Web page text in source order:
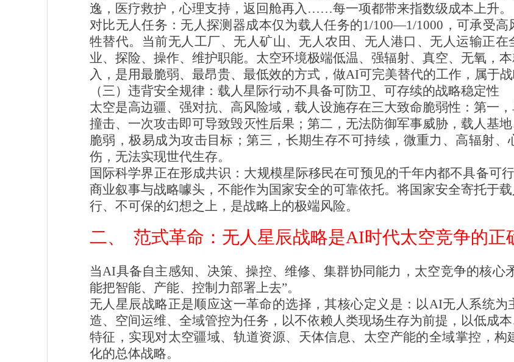
逸，医疗救护，心理支持，返回舱再入……每一项都带来指数级成本上升。
对比无人任务：无人探测器成本仅为载人任务的1/100—1/1000，可承受
牲替代。当前无人工厂、无人矿山、无人农田、无人港口、无人运输正
业、探险、操作、维护职能。太空环境极端低温、强辐射、真空、无氧，
入，是用最脆弱、最昂贵、最低效的方式，做AI可完美替代的工作，属于战
（三）违背安全规律：载人星际行动不具备可防卫、可存续的战略稳定性
太空是高边疆、强对抗、高风险域，载人设施存在三大致命脆弱性：第一
撞击、一次攻击即可导致毁灭性后果；第二，无法防御军事威胁，载人基
脆弱，极易成为攻击目标；第三，长期生存不可持续，微重力、高辐射
伤，无法实现世代生存。
国际科学界正在形成共识：大规模星际移民在可预见的千年内都不具备可
商业叙事与战略噱头，不能作为国家安全的可靠依托。将国家安全寄托于
行、不可保的幻想之上，是战略上的极端风险。
二、 范式革命：无人星辰战略是AI时代太空竞争的正
当AI具备自主感知、决策、操控、维修、集群协同能力，太空竞争的核心
能把智能、产能、控制力部署上去”。
无人星辰战略正是顺应这一革命的选择，其核心定义是：以AI无人系统
造、空间运维、全域管控为任务，以不依赖人类现场生存为前提，以低成
特征，实现对太空疆域、轨道资源、天体信息、太空产能的全域掌控，
化的总体战略。